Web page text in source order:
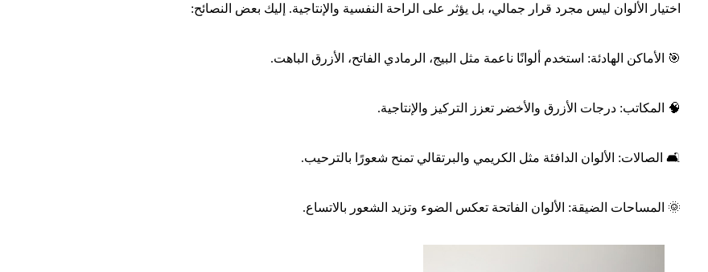
اختيار الألوان ليس مجرد قرار جمالي، بل يؤثر على الراحة النفسية والإنتاجية. إليك بعض النصائح:
🎯 الأماكن الهادئة: استخدم ألوانًا ناعمة مثل البيج، الرمادي الفاتح، الأزرق الباهت.
🧠 المكاتب: درجات الأزرق والأخضر تعزز التركيز والإنتاجية.
🛋️ الصالات: الألوان الدافئة مثل الكريمي والبرتقالي تمنح شعورًا بالترحيب.
🌞 المساحات الضيقة: الألوان الفاتحة تعكس الضوء وتزيد الشعور بالاتساع.